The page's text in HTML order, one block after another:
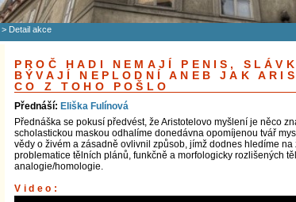
> Detail akce
PROČ HADI NEMAJÍ PENIS,
BÝVAJÍ NEPLODNÍ ANEB JAK
CO Z TOHO POŠLO
Přednáší: Eliška Fulínová
Přednáška se pokusí předvést, že Aristotelovo myšlení je něco
scholastickou maskou odhalíme donedávna opomíjenou tvář
vědy o živém a zásadně ovlivnil způsob, jímž dodnes hledíme
problematice tělních plánů, funkčně a morfologicky rozlišených
analogie/homologie.
Video: